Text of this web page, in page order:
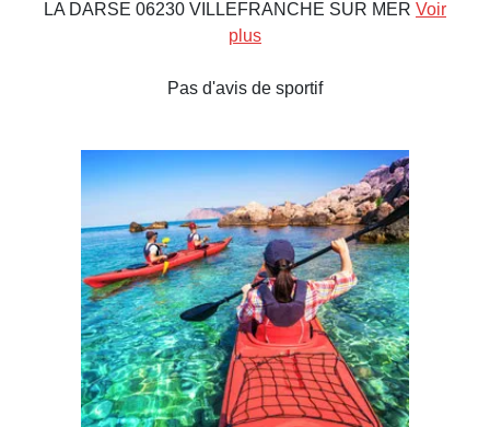
LA DARSE 06230 VILLEFRANCHE SUR MER Voir
plus
Pas d'avis de sportif